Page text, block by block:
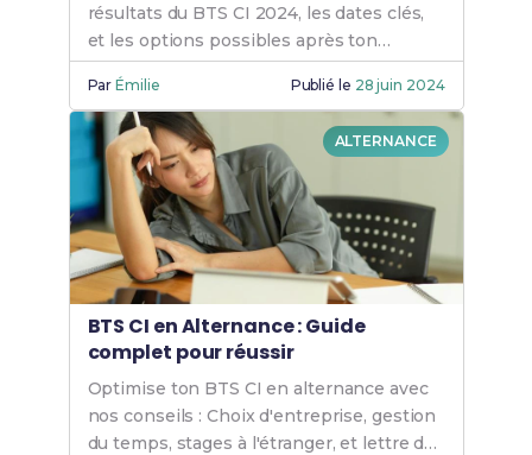
résultats du BTS CI 2024, les dates clés,
et les options possibles après ton
diplôme : Travail ou poursuite d'études.
ParÉmilie Publié le 28 juin 2024
ALTERNANCE
BTS CI en Alternance : Guide
complet pour réussir
Optimise ton BTS CI en alternance avec
nos conseils : Choix d'entreprise, gestion
du temps, stages à l'étranger, et lettre de